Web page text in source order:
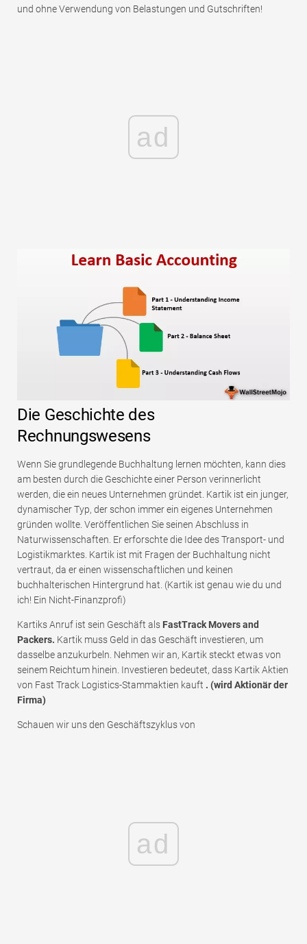
und ohne Verwendung von Belastungen und Gutschriften!
ad
Die Geschichte des
Rechnungswesens
Wenn Sie grundlegende Buchhaltung lernen möchten, kann dies
am besten durch die Geschichte einer Person verinnerlicht
werden, die ein neues Unternehmen gründet. Kartik ist ein junger,
dynamischer Typ, der schon immer ein eigenes Unternehmen
gründen wollte. Veröffentlichen Sie seinen Abschluss in
Naturwissenschaften. Er erforschte die Idee des Transport- und
Logistikmarktes. Kartik ist mit Fragen der Buchhaltung nicht
vertraut, da er einen wissenschaftlichen und keinen
buchhalterischen Hintergrund hat. (Kartik ist genau wie du und
ich! Ein Nicht-Finanzprofi)
Kartiks Anruf ist sein Geschäft als FastTrack Movers and
Packers. Kartik muss Geld in das Geschäft investieren, um
dasselbe anzukurbeln. Nehmen wir an, Kartik steckt etwas von
seinem Reichtum hinein. Investieren bedeutet, dass Kartik Aktien
von Fast Track Logistics-Stammaktien kauft . (wird Aktionär der
Firma)
Schauen wir uns den Geschäftszyklus von
ad